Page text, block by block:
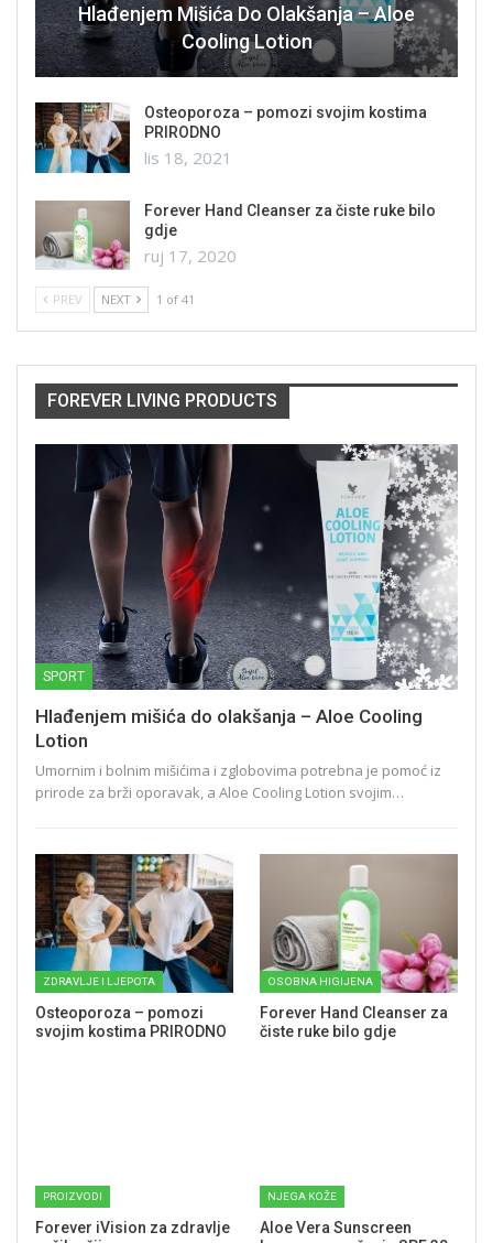
Hlađenjem Mišića Do Olakšanja – Aloe
Cooling Lotion
Osteoporoza – pomozi svojim kostima
PRIRODNO
lis 18, 2021
Forever Hand Cleanser za čiste ruke bilo
gdje
ruj 17, 2020
PREV NEXT 1 of 41
FOREVER LIVING PRODUCTS
SPORT
Hlađenjem mišića do olakšanja – Aloe Cooling
Lotion
Umornim i bolnim mišićima i zglobovima potrebna je pomoć iz
prirode za brži oporavak, a Aloe Cooling Lotion svojim…
ZDRAVLJE I LJEPOTA
Osteoporoza – pomozi
svojim kostima PRIRODNO
OSOBNA HIGIJENA
Forever Hand Cleanser za
čiste ruke bilo gdje
PROIZVODI
Forever iVision za zdravlje
NJEGA KOŽE
Aloe Vera Sunscreen